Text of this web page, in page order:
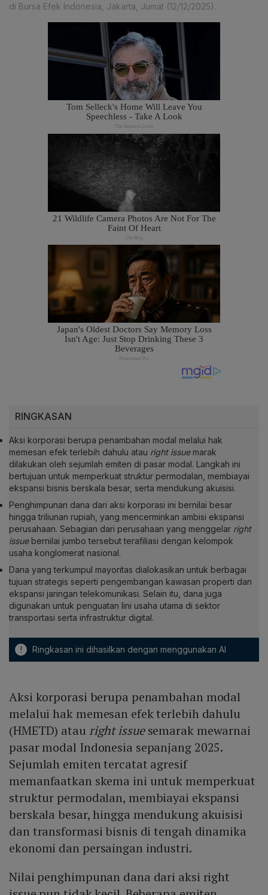
di Bursa Efek Indonesia, Jakarta, Jumat (12/12/2025).
RINGKASAN
Aksi korporasi berupa penambahan modal melalui hak
memesan efek terlebih dahulu atau right issuemarak
dilakukan oleh sejumlah emiten di pasar modal. Langkah ini
bertujuan untuk memperkuat struktur permodalan, membiayai
ekspansi bisnis berskala besar, serta mendukung akuisisi.
Penghimpunan dana dari aksi korporasi ini bernilai besar
hingga triliunan rupiah, yang mencerminkan ambisi ekspansi
perusahaan. Sebagian dari perusahaan yang menggelar right
issuebernilai jumbo tersebut terafiliasi dengan kelompok
usaha konglomerat nasional.
Dana yang terkumpul mayoritas dialokasikan untuk berbagai
tujuan strategis seperti pengembangan kawasan properti dan
ekspansi jaringan telekomunikasi. Selain itu, dana juga
digunakan untuk penguatan lini usaha utama di sektor
transportasi serta infrastruktur digital.
! Ringkasan ini dihasilkan dengan menggunakan AI
Aksi korporasi berupa penambahan modal
melalui hak memesan efek terlebih dahulu
(HMETD) atau right issuesemarak mewarnai
pasar modal Indonesia sepanjang 2025.
Sejumlah emiten tercatat agresif
memanfaatkan skema ini untuk memperkuat
struktur permodalan, membiayai ekspansi
berskala besar, hingga mendukung akuisisi
dan transformasi bisnis di tengah dinamika
ekonomi dan persaingan industri.
Nilai penghimpunan dana dari aksi right